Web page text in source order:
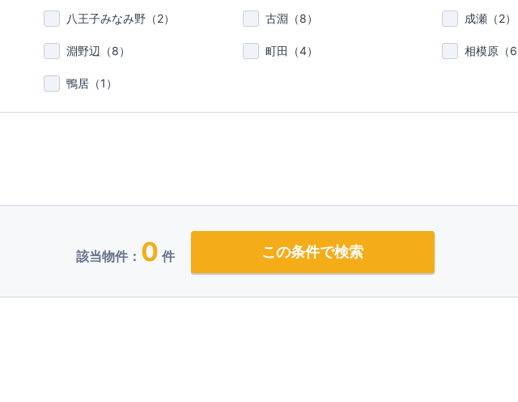
八王子みなみ野（2） 古淵（8） 成瀬（2）
淵野辺（8） 町田（4） 相模原（6
鴨居（1 ）
該当物件： 0 件 この条件で検索